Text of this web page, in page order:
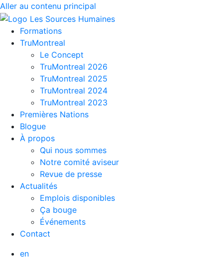
Aller au contenu principal
Formations
TruMontreal
Le Concept
TruMontreal 2026
TruMontreal 2025
TruMontreal 2024
TruMontreal 2023
Premières Nations
Blogue
À propos
Qui nous sommes
Notre comité aviseur
Revue de presse
Actualités
Emplois disponibles
Ça bouge
Événements
Contact
en